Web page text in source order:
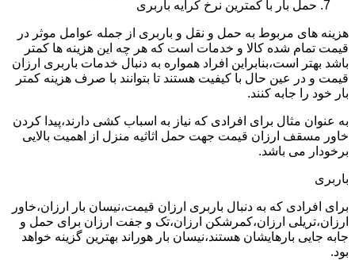
حمل بار با کمترین نرخ کرایه باربری
هزینه های مربوط به حمل و نقل و باربری از جمله عوامل موثر در
قیمت تمام شده کالا و خدمات است که هر چه این هزینه ها کمتر
باشد بهتر است،بنابراین افراد همواره به دنبال خدمات باربری ارزان
قیمت و در عین حال با کیفیت هستند تا بتوانند با صرف هزینه کمتر
بار خود را جابه کنند.
به عنوان مثال برای افرادی که نیاز به اسباب کشی دارند،پیدا کردن
خاور مسقف ارزان قیمت جهت حمل اثاثیه منزل از اهمیت بالایی
برخودار می باشد.
باربری
برای افرادی که به دنبال باربری ارزان قیمت،نیسان بار ارزان،خاور
ارزان،تریلی ارزان،کمرشکن ارزان،تک و جفت ارزان برای حمل و
جابه جایی بارهایشان هستند،نیسان بار هوراند بهترین گزینه خواهد
بود.